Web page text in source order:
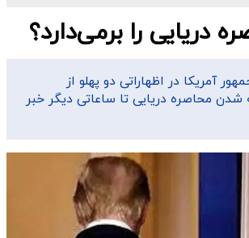
دریایی را برمی‌دارد؟
آمریکا در اظهاراتی دو پهلو از
شدن محاصره دریایی تا ساعاتی دیگر خبر